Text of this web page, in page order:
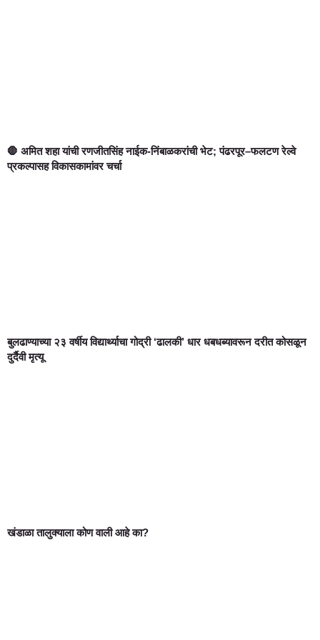
🛑 अमित शहा यांची रणजीतसिंह नाईक-निंबाळकरांची भेट; पंढरपूर–फलटण रेल्वे
प्रकल्पासह विकासकामांवर चर्चा
बुलढाण्याच्या २३ वर्षीय विद्यार्थ्याचा गोद्री ‘ढालकी’ धार धबधब्यावरून दरीत कोसळून
दुर्दैवी मृत्यू
खंडाळा तालुक्याला कोण वाली आहे का?